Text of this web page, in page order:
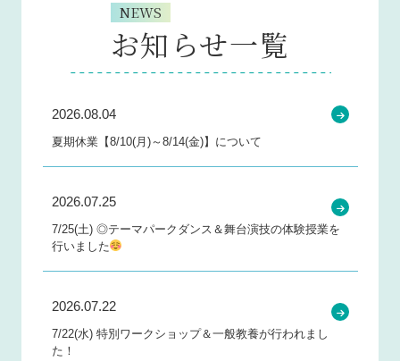
NEWS
お知らせ一覧
2026.08.04
夏期休業【8/10(月)～8/14(金)】について
2026.07.25
7/25(土) ◎テーマパークダンス＆舞台演技の体験授業を
行いました
2026.07.22
7/22(水) 特別ワークショップ＆一般教養が行われまし
た！